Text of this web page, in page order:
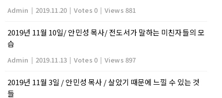
Admin | 2019.11.20 | Votes 0 | Views 881
2019년 11월 10일/ 안민성 목사/ 전도서가 말하는 미친자들의 모
습
Admin | 2019.11.13 | Votes 0 | Views 897
2019년 11월 3일 / 안민성 목사 / 살았기 때문에 느낄 수 있는 것
들